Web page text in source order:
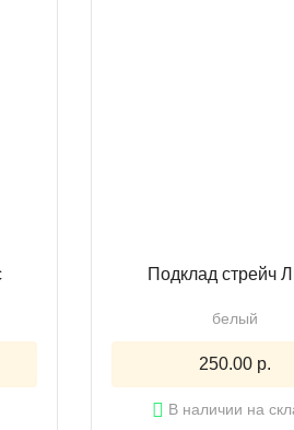
Подклад стрейч
белый
250.00 р.
В наличии на